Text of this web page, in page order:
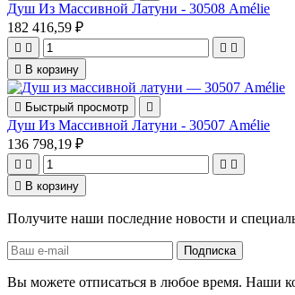
Душ Из Массивной Латуни - 30508 Amélie
182 416,59 ₽
   
 В корзину
 Быстрый просмотр 
Душ Из Массивной Латуни - 30507 Amélie
136 798,19 ₽
   
 В корзину
Получите наши последние новости и
Вы можете отписаться в любое время. Наши